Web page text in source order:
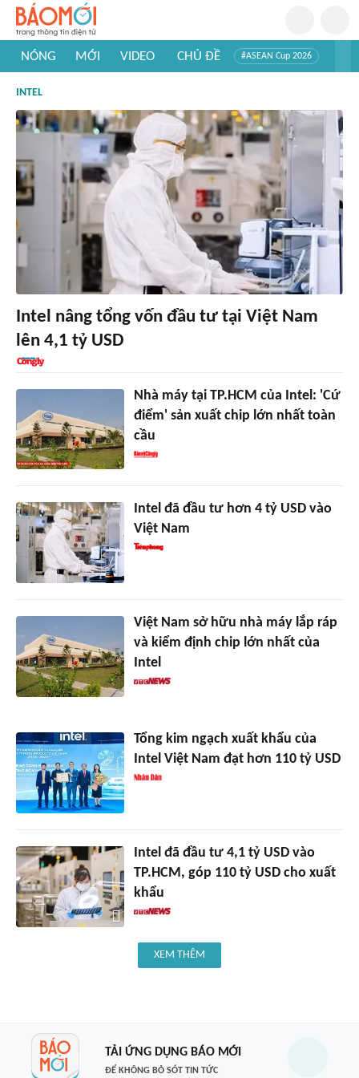
NÓNG MỚI VIDEO CHỦ ĐỀ #ASEAN Cup 2026
#Khám phá thế giới
INTEL
Intel nâng tổng vốn đầu tư tại Việt Nam
lên 4,1 tỷ USD
Nhà máy tại TP.HCM của Intel: 'Cứ
điểm' sản xuất chip lớn nhất toàn
cầu
Intel đã đầu tư hơn 4 tỷ USD vào
Việt Nam
Việt Nam sở hữu nhà máy lắp ráp
và kiểm định chip lớn nhất của
Intel
Tổng kim ngạch xuất khẩu của
Intel Việt Nam đạt hơn 110 tỷ USD
Intel đã đầu tư 4,1 tỷ USD vào
TP.HCM, góp 110 tỷ USD cho xuất
khẩu
XEM THÊM
TẢI ỨNG DỤNG BÁO MỚI
ĐỂ KHÔNG BỎ SÓT TIN TỨC